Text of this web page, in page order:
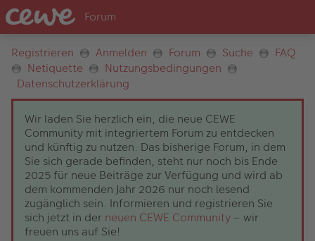
Registrieren Anmelden Forum Suche
FAQ
Netiquette
Nutzungsbedingungen
Datenschutzerklärung
Wir laden Sie herzlich ein, die neue CEWE
Community mit integriertem Forum zu entdecken
und künftig zu nutzen. Das bisherige Forum, in dem
Sie sich gerade befinden, steht nur noch bis Ende
2025 für neue Beiträge zur Verfügung und wird ab
dem kommenden Jahr 2026 nur noch lesend
zugänglich sein. Informieren und registrieren Sie
sich jetzt in der neuen CEWE Community – wir
freuen uns auf Sie!